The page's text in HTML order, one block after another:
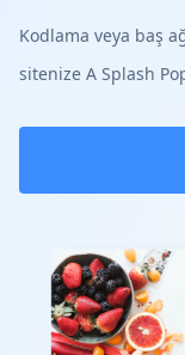
Kodlama veya baş
sitenize A Splash